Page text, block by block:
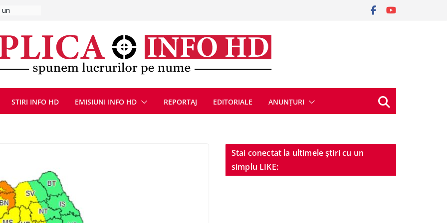
reunite
la cea de-
de
înSTIRI INFO HD EMISIUNI INFO HD REPORTAJ EDITORIALE ANUNȚURI
Stai conectat la ultimele știri cu un
simplu LIKE: